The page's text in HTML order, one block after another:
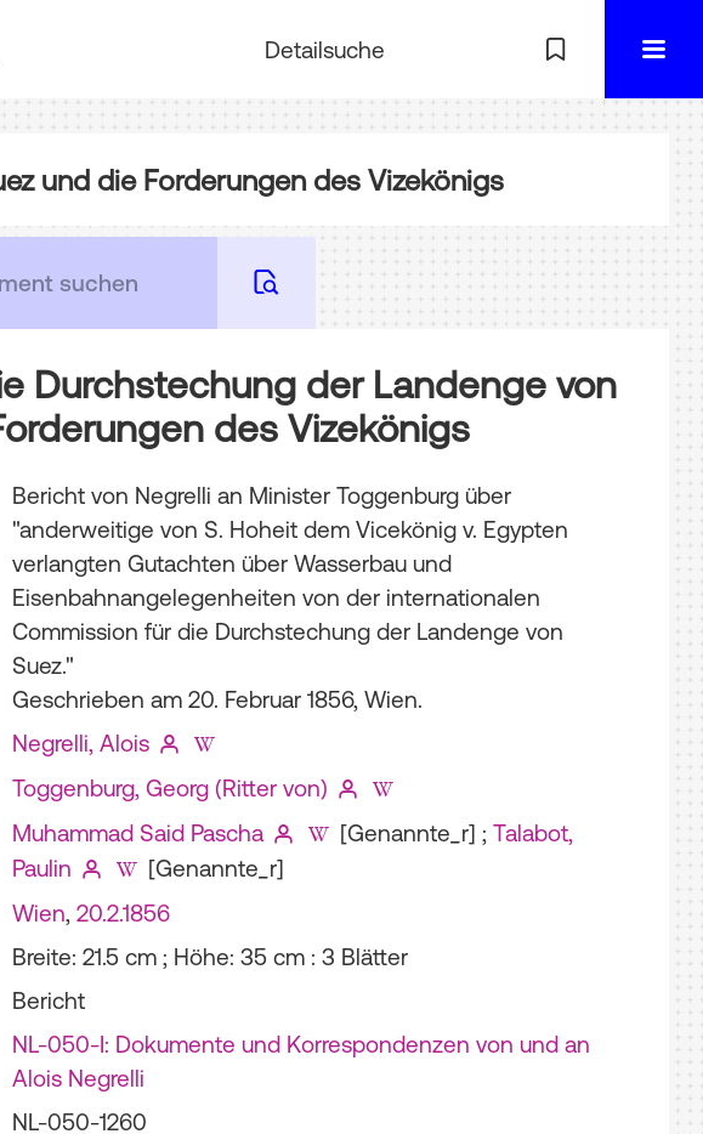
Detailsuche
und die Forderungen des Vizekönigs
Durchstechung der Landenge von
des Vizekönigs
Bericht von Negrelli an Minister Toggenburg über
"anderweitige von S. Hoheit dem Vicekönig v. Egypten
verlangten Gutachten über Wasserbau und
Eisenbahnangelegenheiten von der internationalen
Commission für die Durchstechung der Landenge von
Suez."
Geschrieben am 20. Februar 1856, Wien.
Negrelli, Alois
Toggenburg, Georg (Ritter von)
Muhammad Said Pascha [Genannte_r] ; Talabot,
Paulin
[Genannte_r]
Wien, 20.2.1856
Breite: 21.5 cm ; Höhe: 35 cm : 3 Blätter
Bericht
NL-050-I: Dokumente und Korrespondenzen von und an
Alois Negrelli
NL-050-1260